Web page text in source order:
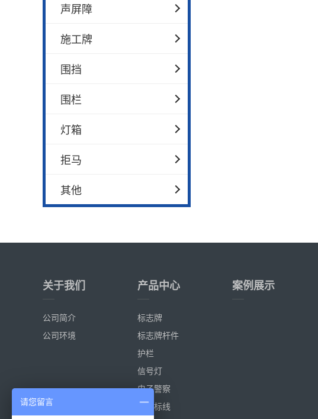
声屏障
施工牌
围挡
围栏
灯箱
拒马
其他
关于我们
公司简介
公司环境
产品中心
标志牌
标志牌杆件
护栏
信号灯
电子警察
热熔标线
案例展示
请您留言